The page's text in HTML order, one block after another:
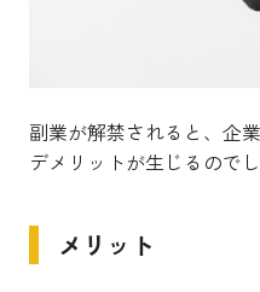
副業が解禁されると、企
デメリットが生じるのでし
メリット